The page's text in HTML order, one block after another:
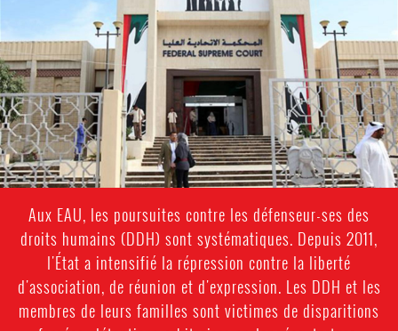
general-
context.jpeg
Aux EAU, les poursuites contre les défenseur-ses des
droits humains (DDH) sont systématiques. Depuis 2011,
l'État a intensifié la répression contre la liberté
d'association, de réunion et d'expression. Les DDH et les
membres de leurs familles sont victimes de disparitions